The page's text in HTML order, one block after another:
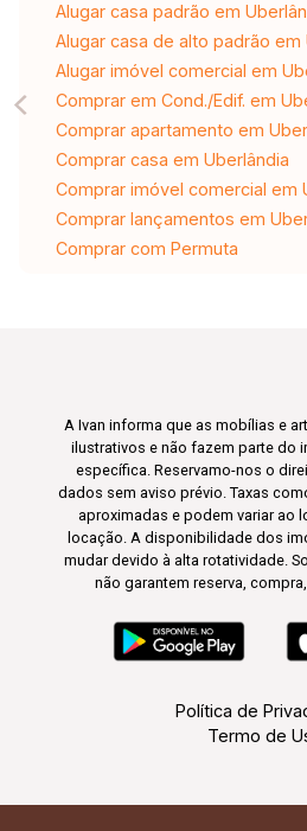
Alugar casa padrão em
Alugar casa de alto padrão em
Alugar imóvel comercial em
Comprar em Cond./Edif. em
Comprar apartamento em
Comprar casa em Uberlândia
Comprar imóvel comercial em
Comprar lançamentos em
Comprar com Permuta
A Ivan informa que as mobílias e
ilustrativos e não fazem parte do
específica. Reservamo-nos o
dados sem aviso prévio. Taxas
aproximadas e podem variar ao
locação. A disponibilidade dos
mudar devido à alta rotatividade.
não garantem reserva,
Política de
Termo de